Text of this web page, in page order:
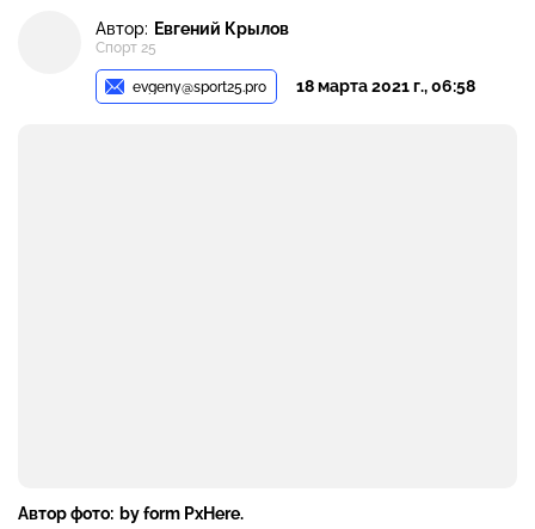
Автор: Евгений Крылов
Спорт 25
evgeny@sport25.pro 18 марта 2021 г., 06:58
Автор фото: by form PxHere.